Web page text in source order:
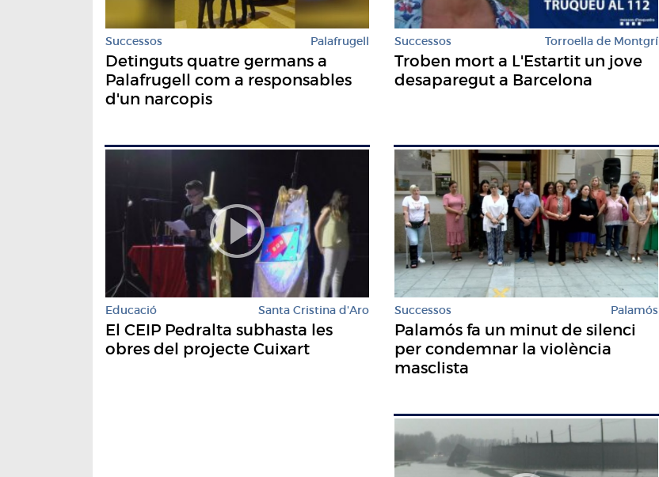
Successos Palafrugell
Detinguts quatre germans a
Palafrugell com a responsables
d'un narcopis
Successos Torroella de Montgrí
Troben mort a L'Estartit un jove
desaparegut a Barcelona
Educació Santa Cristina d'Aro
El CEIP Pedralta subhasta les
obres del projecte Cuixart
Successos Palamós
Palamós fa un minut de silenci
per condemnar la violència
masclista